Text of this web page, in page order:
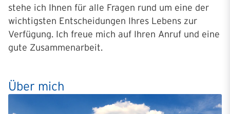
stehe ich Ihnen für alle Fragen rund um eine der
wichtigsten Entscheidungen Ihres Lebens zur
Verfügung. Ich freue mich auf Ihren Anruf und eine
gute Zusammenarbeit.
Über mich